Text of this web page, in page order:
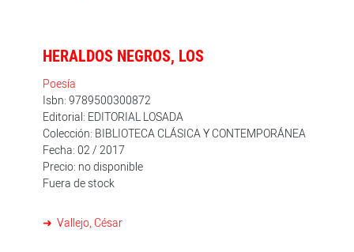
el dolor de la condición humana, de su terrible
orfandad en el mundo. Y nos ha dejado, además,
España, aparta de mí este cáliz, el poemario más
imponente que sobre la guerra se haya escrito nunca.
Piedra de estupor ofrece una conjunto amplio, diverso
y representativo de este poeta grande entre los
grandes, universal en el más amplio sentido, del que
ningún poeta ni lector debería prescindir.
HERALDOS NEGROS, LOS
Poesía
Isbn: 9789500300872
Editorial: EDITORIAL LOSADA
Colección: BIBLIOTECA CLÁSICA Y CONTEMPORÁNEA
Fecha: 02 / 2017
Precio: no disponible
Fuera de stock
Vallejo, César